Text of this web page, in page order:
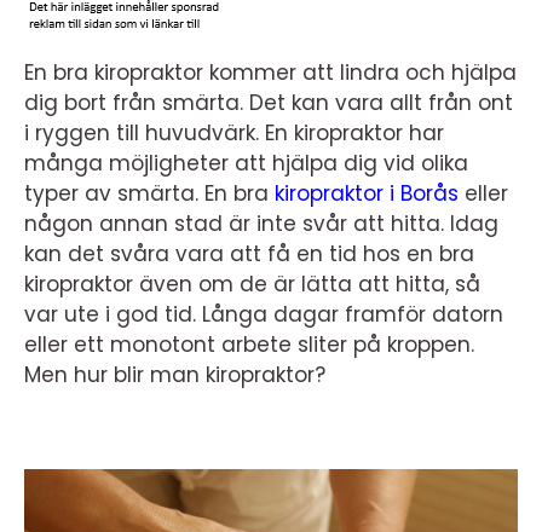
En bra kiropraktor kommer att lindra och hjälpa
dig bort från smärta. Det kan vara allt från ont
i ryggen till huvudvärk. En kiropraktor har
många möjligheter att hjälpa dig vid olika
typer av smärta. En bra kiropraktor i Borås eller
någon annan stad är inte svår att hitta. Idag
kan det svåra vara att få en tid hos en bra
kiropraktor även om de är lätta att hitta, så
var ute i god tid. Långa dagar framför datorn
eller ett monotont arbete sliter på kroppen.
Men hur blir man kiropraktor?